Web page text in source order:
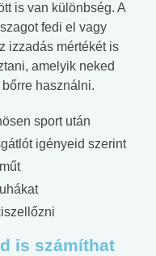
is van különbség. A
fedi el vagy
izzadás mértékét is
amelyik neked
használni.
sport után
igényeid szerint
is számíthat